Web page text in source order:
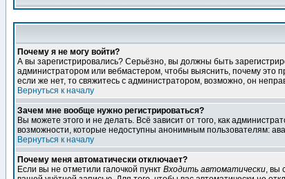
Почему я не могу войти?
А вы зарегистрировались? Серьёзно, вы должны быть
администратором или вебмастером, чтобы выяснить, почему это
если же нет, то свяжитесь с администратором, возможно, он
Вернуться к началу
Зачем мне вообще нужно регистрироваться?
Вы можете этого и не делать. Всё зависит от того, как
возможности, которые недоступны анонимным пользователям:
Вернуться к началу
Почему меня автоматически отключает?
Если вы не отметили галочкой пункт Входить автоматически, вы